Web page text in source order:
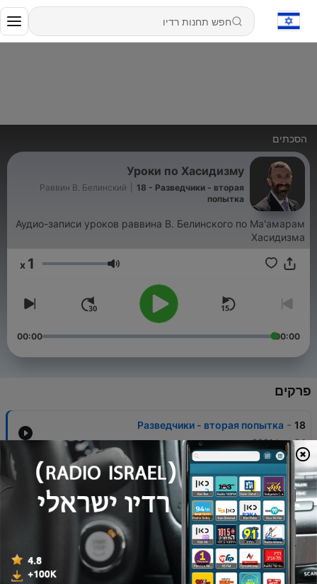
הסכתים
Уроки по Хасидизму
Раввин В. Белинский
18 - Разведчики - вторая
попытка
Аудио-записи уроков раввина В. Белинского по Ма'амарам
Хасидизма
עוצמת שמע 1
00:00
00:00
פרקים
18
-
Разведчики - вторая попытка
24 אוק' 2021
17
Еврейская математика
07 אוק' 2021
16
Мистическое значенине изучения Торы
03 אוק' 2021
15
Разные уровни единства
30 אוג' 2021